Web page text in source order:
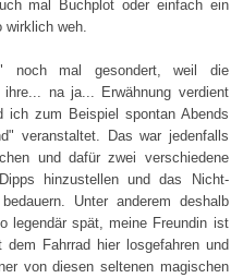
mal Buchplot oder einfach ein
weh.
noch mal gesondert, weil die
na ja... Erwähnung verdient
ich zum Beispiel spontan Abends
veranstaltet. Das war jedenfalls
und dafür zwei verschiedene
hinzustellen und das Nicht-
Unter anderem deshalb
legendär spät, meine Freundin ist
Fahrrad hier losgefahren und
von diesen seltenen magischen